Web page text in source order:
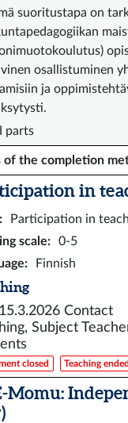
suoritustapa on
osallistuminen
ja
parts
of the completion
in
:
Participation in
scale:
0-5
: Finnish
Contact
Subject
closed Teaching ended
Momu: